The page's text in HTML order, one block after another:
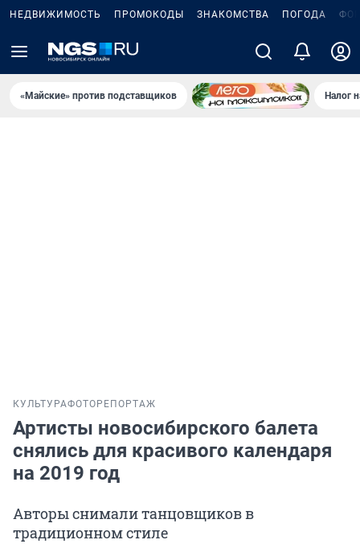
НЕДВИЖИМОСТЬ ПРОМОКОДЫ ЗНАКОМСТВА ПОГОДА
«Майские» против подставщиков Налог
КУЛЬТУРАФОТОРЕПОРТАЖ
Артисты новосибирского балета
снялись для красивого календаря
на 2019 год
Авторы снимали танцовщиков в
традиционном стиле